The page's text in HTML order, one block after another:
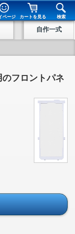
ページ カートを見る 検索
自作一式
フロントパネ